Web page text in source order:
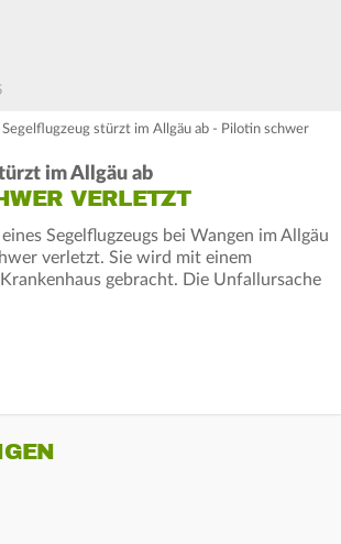
Segelflugzeug stürzt im Allgäu ab - Pilotin schwer
im Allgäu ab
VERLETZT
Segelflugzeugs bei Wangen im Allgäu
verletzt. Sie wird mit einem
gebracht. Die Unfallursache